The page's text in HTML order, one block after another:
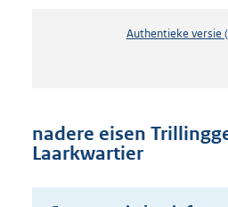
Authentieke versie
nadere eisen
Laarkwartier